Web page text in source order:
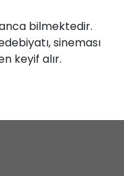
bilmektedir.
sineması
keyif alır.